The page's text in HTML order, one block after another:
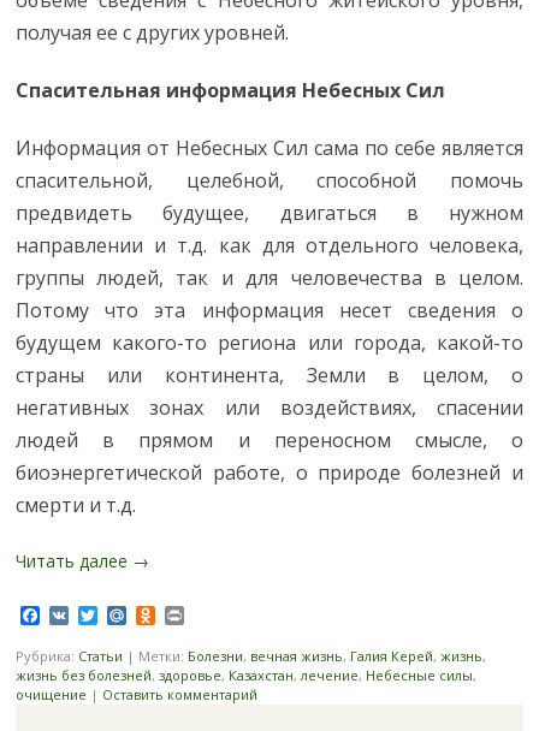
получая ее с других уровней.
Спасительная информация Небесных Сил
Информация от Небесных Сил сама по себе является
спасительной, целебной, способной помочь
предвидеть будущее, двигаться в нужном
направлении и т.д. как для отдельного человека,
группы людей, так и для человечества в целом.
Потому что эта информация несет сведения о
будущем какого-то региона или города, какой-то
страны или континента, Земли в целом, о
негативных зонах или воздействиях, спасении
людей в прямом и переносном смысле, о
биоэнергетической работе, о природе болезней и
смерти и т.д.
Читать далее →
Facebook
VKTwitterMail.RuOdnoklassniki
Print
Рубрика: Статьи | Метки: Болезни, вечная жизнь, Галия Керей, жизнь,
жизнь без болезней, здоровье, Казахстан,лечение, Небесные силы,
очищение | Оставить комментарий